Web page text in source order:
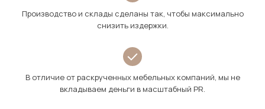
Производство и склады сделаны так, чтобы максимально
снизить издержки.
В отличие от раскрученных мебельных компаний, мы не
вкладываем деньги в масштабный PR.